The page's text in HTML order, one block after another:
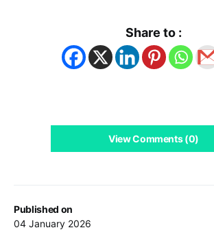
Published on
04 January 2026
Share to :
View Comments (0)